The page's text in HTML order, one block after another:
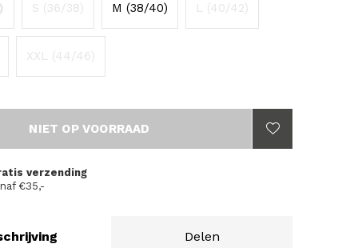
S (36/38) M (38/40) L (40/42)
XXL (44/46)
NIET OP VOORRAAD
verzending
€35,-
Delen